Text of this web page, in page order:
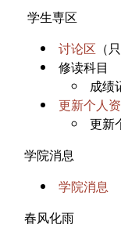
学生専区
讨论区 （
修读科目
成绩
更新个人
更新
学院消息
学院消息
春风化雨